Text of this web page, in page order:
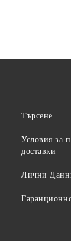
Търсене
Условия за
доставки
Лични